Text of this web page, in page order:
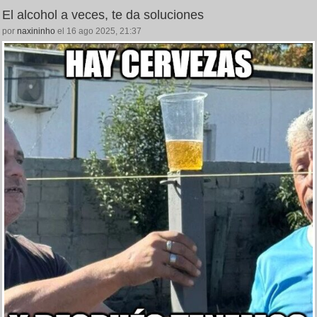
El alcohol a veces, te da soluciones
por naxininho el 16 ago 2025, 21:37